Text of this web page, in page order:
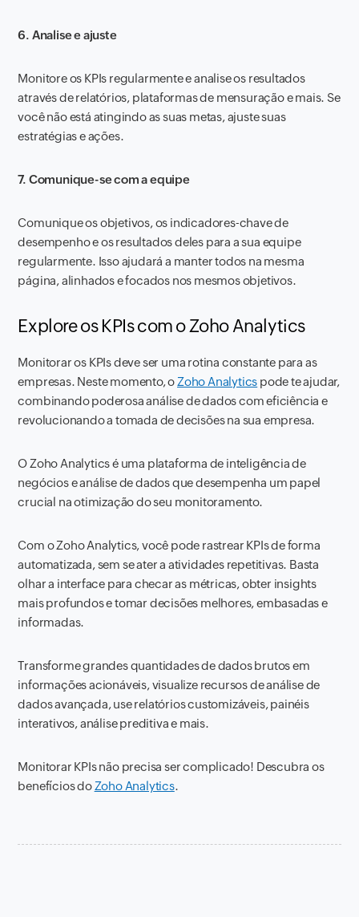
6. Analise e ajuste
Monitore os KPIs regularmente e analise os resultados
através de relatórios, plataformas de mensuração e mais. Se
você não está atingindo as suas metas, ajuste suas
estratégias e ações.
7. Comunique-se com a equipe
Comunique os objetivos, os indicadores-chave de
desempenho e os resultados deles para a sua equipe
regularmente. Isso ajudará a manter todos na mesma
página, alinhados e focados nos mesmos objetivos.
Explore os KPIs com o Zoho Analytics
Monitorar os KPIs deve ser uma rotina constante para as
empresas. Neste momento, o Zoho Analytics pode te ajudar,
combinando poderosa análise de dados com eficiência e
revolucionando a tomada de decisões na sua empresa.
O Zoho Analytics é uma plataforma de inteligência de
negócios e análise de dados que desempenha um papel
crucial na otimização do seu monitoramento.
Com o Zoho Analytics, você pode rastrear KPIs de forma
automatizada, sem se ater a atividades repetitivas. Basta
olhar a interface para checar as métricas, obter insights
mais profundos e tomar decisões melhores, embasadas e
informadas.
Transforme grandes quantidades de dados brutos em
informações acionáveis, visualize recursos de análise de
dados avançada, use relatórios customizáveis, painéis
interativos, análise preditiva e mais.
Monitorar KPIs não precisa ser complicado! Descubra os
benefícios do Zoho Analytics.